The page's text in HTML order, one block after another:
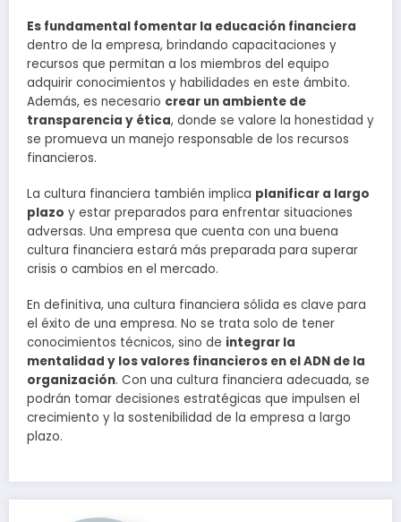
Es fundamental fomentar la educación financiera
dentro de la empresa, brindando capacitaciones y
recursos que permitan a los miembros del equipo
adquirir conocimientos y habilidades en este ámbito.
Además, es necesario crear un ambiente de
transparencia y ética, donde se valore la honestidad y
se promueva un manejo responsable de los recursos
financieros.
La cultura financiera también implica planificar a largo
plazo y estar preparados para enfrentar situaciones
adversas. Una empresa que cuenta con una buena
cultura financiera estará más preparada para superar
crisis o cambios en el mercado.
En definitiva, una cultura financiera sólida es clave para
el éxito de una empresa. No se trata solo de tener
conocimientos técnicos, sino de integrar la
mentalidad y los valores financieros en el ADN de la
organización. Con una cultura financiera adecuada, se
podrán tomar decisiones estratégicas que impulsen el
crecimiento y la sostenibilidad de la empresa a largo
plazo.